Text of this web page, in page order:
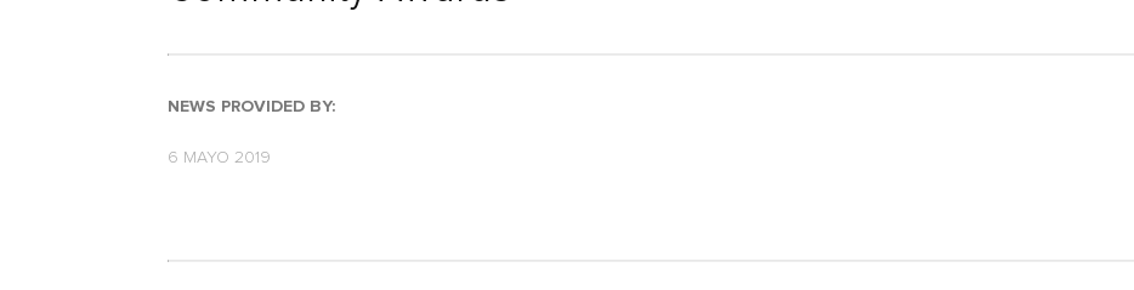
NEWS PROVIDED BY:
6 MAYO 2019